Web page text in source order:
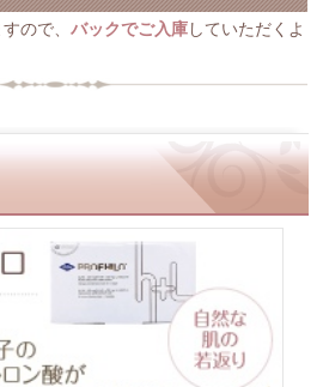
ので、バックでご入庫していただくよ